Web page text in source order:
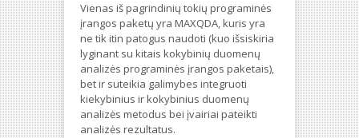
Vienas iš pagrindinių tokių programinės
įrangos paketų yra MAXQDA, kuris yra
ne tik itin patogus naudoti (kuo išsiskiria
lyginant su kitais kokybinių duomenų
analizės programinės įrangos paketais),
bet ir suteikia galimybes integruoti
kiekybinius ir kokybinius duomenų
analizės metodus bei įvairiai pateikti
analizės rezultatus.